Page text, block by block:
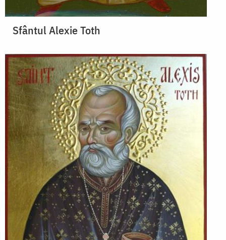
Sfântul Alexie Toth